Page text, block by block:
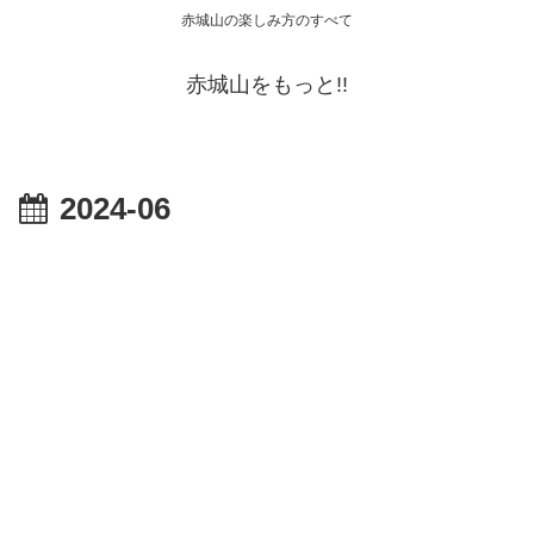
赤城山の楽しみ方のすべて
赤城山をもっと!!
2024-06